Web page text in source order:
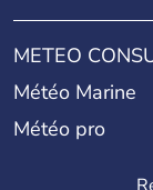
METEO
Météo Marine
Météo pro